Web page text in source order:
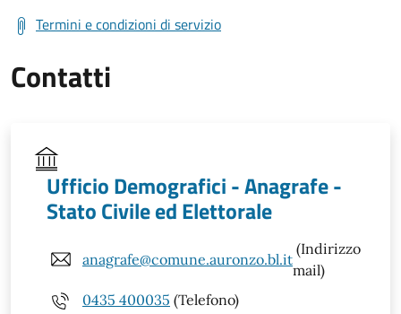
Termini e condizioni di servizio
Contatti
Ufficio Demografici - Anagrafe -
Stato Civile ed Elettorale
anagrafe@comune.auronzo.bl.it
(Indirizzo
mail)
0435 400035 (Telefono)